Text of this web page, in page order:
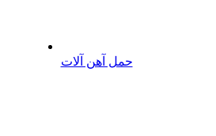
حمل آهن آلات